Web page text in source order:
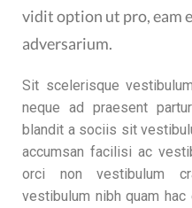
vidit option ut pro, eam
adversarium.
Sit scelerisque
neque ad praesent
blandit a sociis sit
accumsan facilisi ac
orci non vestibulum
vestibulum nibh quam